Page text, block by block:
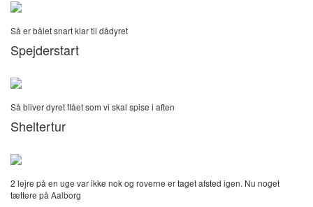
Så er bålet snart klar til dådyret
Spejderstart
Så bliver dyret flået som vi skal spise i aften
Sheltertur
2 lejre på en uge var ikke nok og roverne er taget afsted igen. Nu noget
tættere på Aalborg